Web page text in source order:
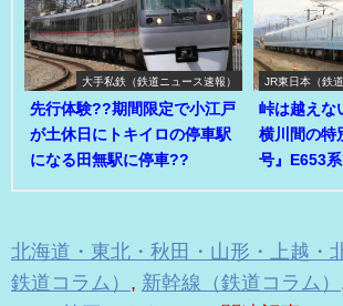
大手私鉄（鉄道ニュース速報）
先行体験??期間限定で小江戸
が土休日にトキイロの停車駅
になる田無駅に停車??
JR東日本（鉄
峠は越えな
横川間の特
号』E653
北海道・東北・秋田・山形・上越・
鉄道コラム） , 新幹線（鉄道コラム）